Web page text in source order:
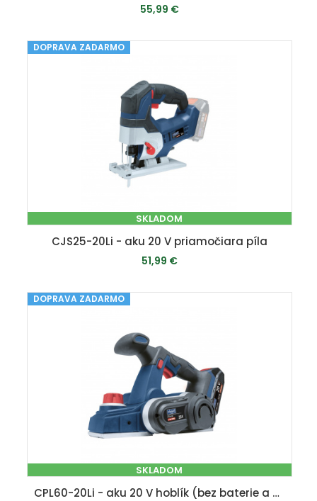
55,99 €
MOMENTÁLNE VYPREDANÉ
DOPRAVA ZADARMO
SKLADOM
CJS25-20Li - aku 20 V priamočiara píla
51,99 €
PRIDAŤ DO KOŠÍKA
DOPRAVA ZADARMO
SKLADOM
CPL60-20Li - aku 20 V hoblík (bez baterie a nabíječky)